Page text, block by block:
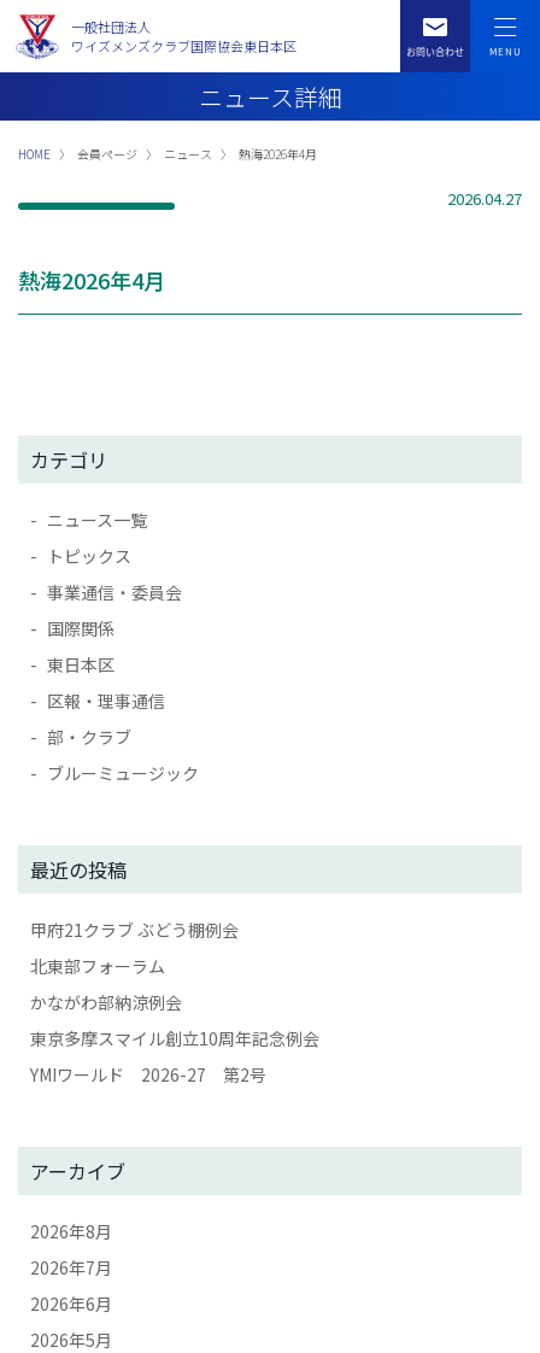
一般社団法人
ワイズメンズクラブ国際協会東日本区
ニュース詳細
HOME 会員ページ ニュース 熱海2026年4月
2026.04.27
熱海2026年4月
カテゴリ
ニュース一覧
トピックス
事業通信・委員会
国際関係
東日本区
区報・理事通信
部・クラブ
ブルーミュージック
最近の投稿
甲府21クラブ ぶどう棚例会
北東部フォーラム
かながわ部納涼例会
東京多摩スマイル創立10周年記念例会
YMIワールド 2026-27 第2号
アーカイブ
2026年8月
2026年7月
2026年6月
2026年5月